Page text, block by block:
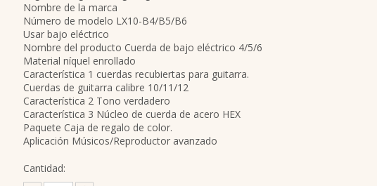
Nombre de la marca
Número de modelo LX10-B4/B5/B6
Usar bajo eléctrico
Nombre del producto Cuerda de bajo eléctrico 4/5/6
Material níquel enrollado
Característica 1 cuerdas recubiertas para guitarra.
Cuerdas de guitarra calibre 10/11/12
Característica 2 Tono verdadero
Característica 3 Núcleo de cuerda de acero HEX
Paquete Caja de regalo de color.
Aplicación Músicos/Reproductor avanzado
Cantidad: